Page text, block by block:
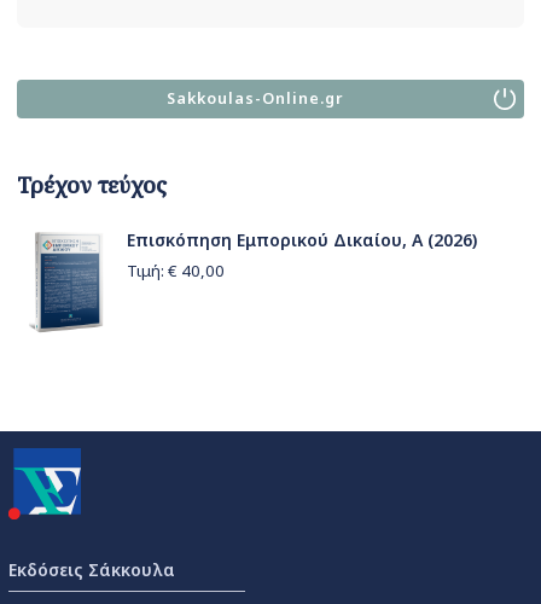
Sakkoulas-Online.gr
Τρέχον τεύχος
Επισκόπηση Εμπορικού Δικαίου, Α (2026)
Τιμή: € 40,00
Εκδόσεις Σάκκουλα